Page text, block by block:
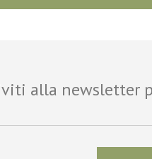
alla newsletter